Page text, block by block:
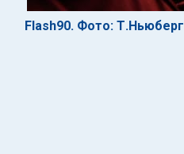
Flash90. Фото: Т.Ньюберг